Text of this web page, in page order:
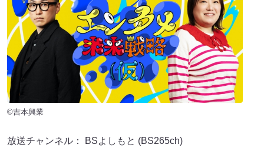
©吉本興業
放送チャンネル： BSよしもと (BS265ch)